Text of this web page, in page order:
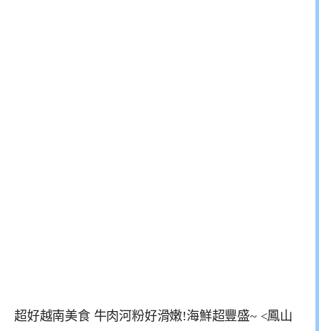
超好越南美食 牛肉河粉好滑嫩!海鮮超豐盛~ <鳳山